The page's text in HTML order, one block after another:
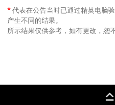
*代表在公告当时已通过精英电脑
产生不同的结果。
所示结果仅供参考，如有更改，恕
keyboard_capslock